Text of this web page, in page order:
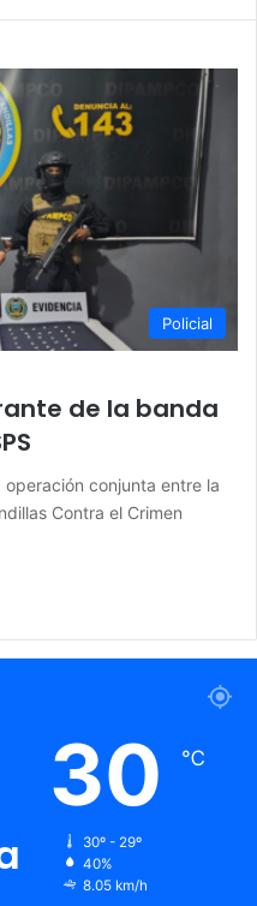
Policial
de la banda
operación conjunta entre la
Contra el Crimen
30 ℃
30º - 29º
40%
8.05 km/h